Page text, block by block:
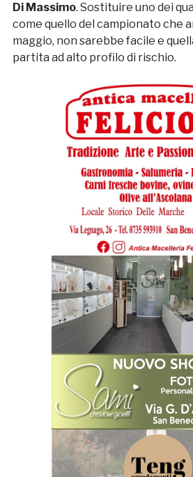
Di Massimo. Sostituire uno dei
come quello del campionato che
maggio, non sarebbe facile e
partita ad alto profilo di rischio.